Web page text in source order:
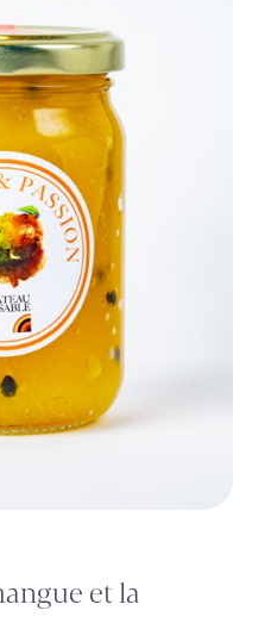
et la